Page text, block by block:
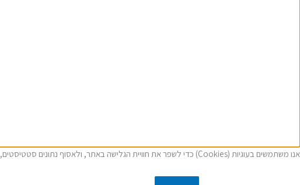
אנו משתמשים בעוגיות (Cookies) כדי לשפר את חוויית הגלישה באתר, ולאסוף נתונים סטטיסטים, ועוד. בכניסה לאתר, אתם מאשרים את כל האמור ב